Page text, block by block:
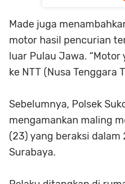
Made juga
motor hasil pencurian
luar Pulau Jawa.
ke NTT (Nusa Tenggara
Sebelumnya, Polsek
mengamankan maling
(23) yang beraksi dalam
Surabaya.